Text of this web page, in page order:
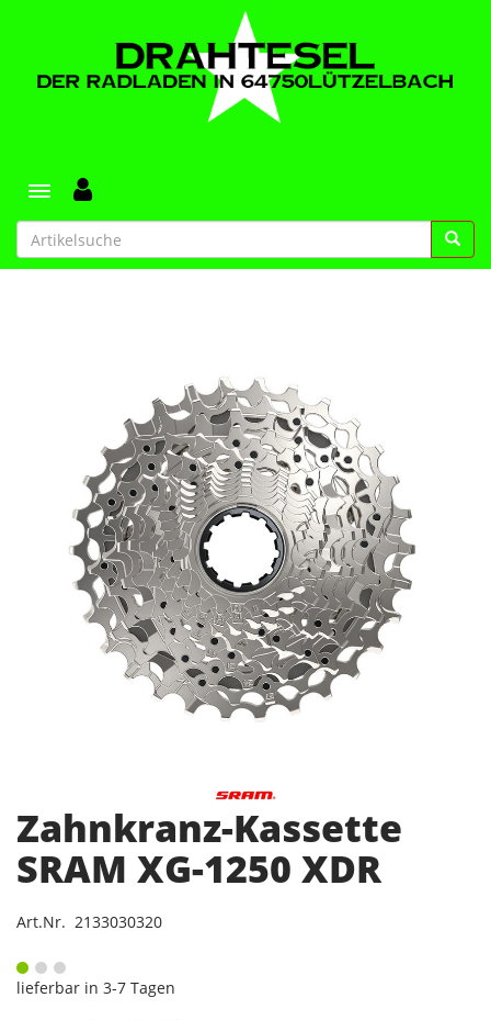
Toggle navigation
Zahnkranz-Kassette
SRAM XG-1250 XDR
Art.Nr. 2133030320
lieferbar in 3-7 Tagen